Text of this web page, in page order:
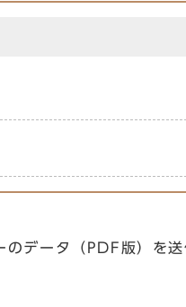
データ（PDF版）を